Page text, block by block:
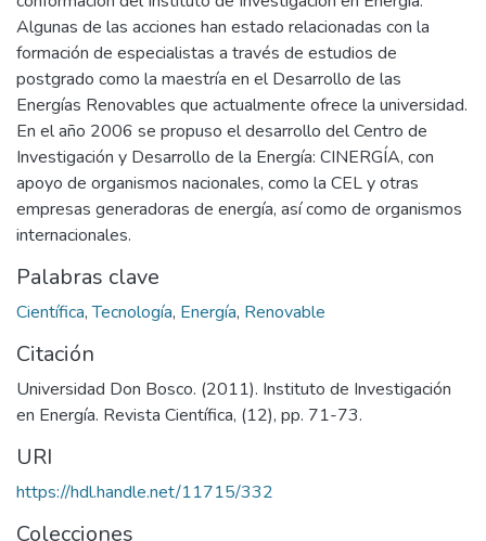
Algunas de las acciones han estado relacionadas con la
formación de especialistas a través de estudios de
postgrado como la maestría en el Desarrollo de las
Energías Renovables que actualmente ofrece la universidad.
En el año 2006 se propuso el desarrollo del Centro de
Investigación y Desarrollo de la Energía: CINERGÍA, con
apoyo de organismos nacionales, como la CEL y otras
empresas generadoras de energía, así como de organismos
internacionales.
Palabras clave
Científica,Tecnología, Energía, Renovable
Citación
Universidad Don Bosco. (2011). Instituto de Investigación
en Energía. Revista Científica, (12), pp. 71-73.
URI
https://hdl.handle.net/11715/332
Colecciones